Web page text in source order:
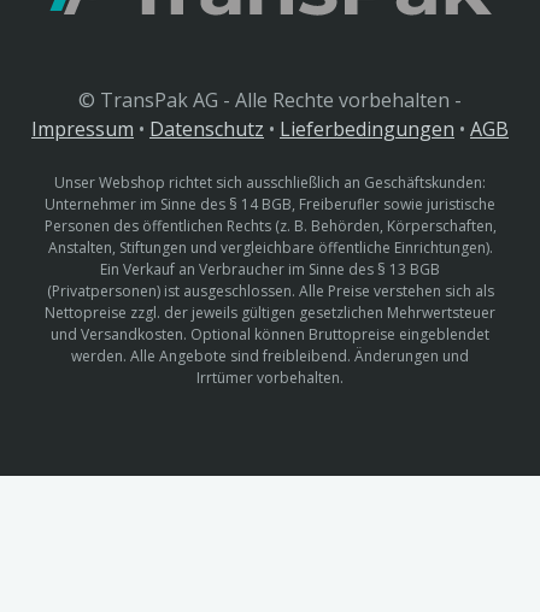
© TransPak AG - Alle Rechte vorbehalten -
Impressum • Datenschutz • Lieferbedingungen • AGB
Unser Webshop richtet sich ausschließlich an Geschäftskunden:
Unternehmer im Sinne des § 14 BGB, Freiberufler sowie juristische
Personen des öffentlichen Rechts (z. B. Behörden, Körperschaften,
Anstalten, Stiftungen und vergleichbare öffentliche Einrichtungen).
Ein Verkauf an Verbraucher im Sinne des § 13 BGB
(Privatpersonen) ist ausgeschlossen. Alle Preise verstehen sich als
Nettopreise zzgl. der jeweils gültigen gesetzlichen Mehrwertsteuer
und Versandkosten. Optional können Bruttopreise eingeblendet
werden. Alle Angebote sind freibleibend. Änderungen und
Irrtümer vorbehalten.